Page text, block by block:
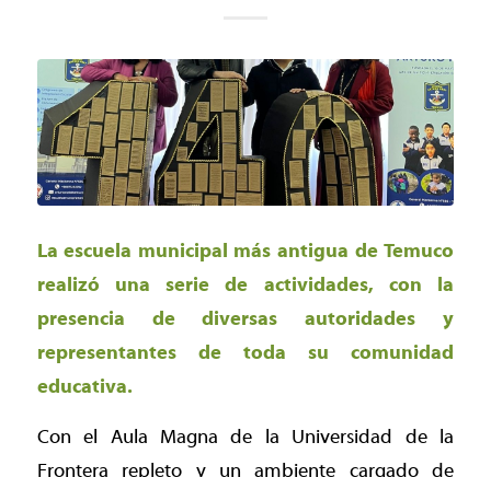
La escuela municipal más antigua de Temuco
realizó una serie de actividades, con la
presencia de diversas autoridades y
representantes de toda su comunidad
educativa.
Con el Aula Magna de la Universidad de la
Frontera repleto y un ambiente cargado de